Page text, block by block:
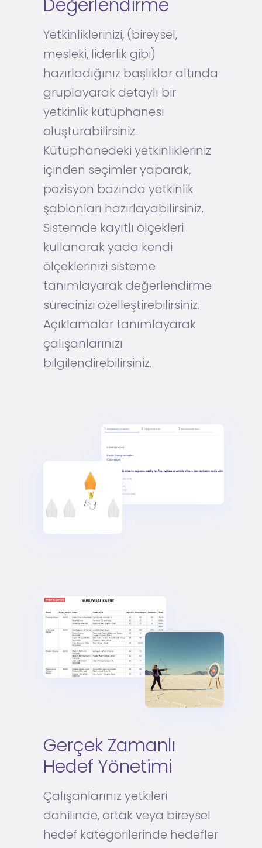
Değerlendirme
Yetkinliklerinizi, (bireysel,
mesleki, liderlik gibi)
hazırladığınız başlıklar altında
gruplayarak detaylı bir
yetkinlik kütüphanesi
oluşturabilirsiniz.
Kütüphanedeki yetkinlikleriniz
içinden seçimler yaparak,
pozisyon bazında yetkinlik
şablonları hazırlayabilirsiniz.
Sistemde kayıtlı ölçekleri
kullanarak yada kendi
ölçeklerinizi sisteme
tanımlayarak değerlendirme
sürecinizi özelleştirebilirsiniz.
Açıklamalar tanımlayarak
çalışanlarınızı
bilgilendirebilirsiniz.
Gerçek Zamanlı
Hedef Yönetimi
Çalışanlarınız yetkileri
dahilinde, ortak veya bireysel
hedef kategorilerinde hedefler